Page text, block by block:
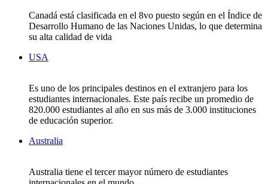
Canadá está clasificada en el 8vo puesto según en el Índice de
Desarrollo Humano de las Naciones Unidas, lo que determina
su alta calidad de vida
USA
Es uno de los principales destinos en el extranjero para los
estudiantes internacionales. Este país recibe un promedio de
820.000 estudiantes al año en sus más de 3.000 instituciones
de educación superior.
Australia
Australia tiene el tercer mayor número de estudiantes